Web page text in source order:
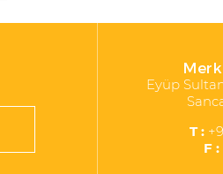
Eyüp
T :
F :